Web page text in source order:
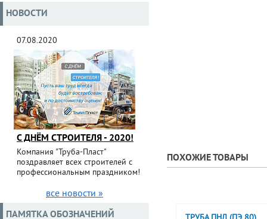
ПОХОЖИЕ ТОВАРЫ
НОВОСТИ
07.08.2020
С ДНЁМ СТРОИТЕЛЯ - 2020!
Компания "Труба-Пласт"
поздравляет всех строителей с
профессиональным праздником!
все новости »
ПАМЯТКА ОБОЗНАЧЕНИЙ